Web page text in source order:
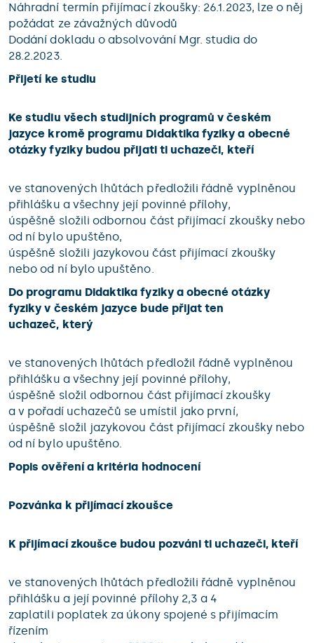
Náhradní termín přijímací zkoušky: 26.1.2023, lze o něj
požádat ze závažných důvodů
Dodání dokladu o absolvování Mgr. studia do
28.2.2023.
Přijetí ke studiu
Ke studiu všech studijních programů v českém
jazyce kromě programu Didaktika fyziky a obecné
otázky fyziky budou přijati ti uchazeči, kteří
ve stanovených lhůtách předložili řádně vyplněnou
přihlášku a všechny její povinné přílohy,
úspěšně složili odbornou část přijímací zkoušky nebo
od ní bylo upuštěno,
úspěšně složili jazykovou část přijímací zkoušky
nebo od ní bylo upuštěno.
Do programu Didaktika fyziky a obecné otázky
fyziky v českém jazyce bude přijat ten
uchazeč, který
ve stanovených lhůtách předložil řádně vyplněnou
přihlášku a všechny její povinné přílohy,
úspěšně složil odbornou část přijímací zkoušky
a v pořadí uchazečů se umístil jako první,
úspěšně složil jazykovou část přijímací zkoušky nebo
od ní bylo upuštěno.
Popis ověření a kritéria hodnocení
Pozvánka k přijímací zkoušce
K přijímací zkoušce budou pozváni ti uchazeči, kteří
ve stanovených lhůtách předložili řádně vyplněnou
přihlášku a její povinné přílohy 2,3 a 4
zaplatili poplatek za úkony spojené s přijímacím
řízením